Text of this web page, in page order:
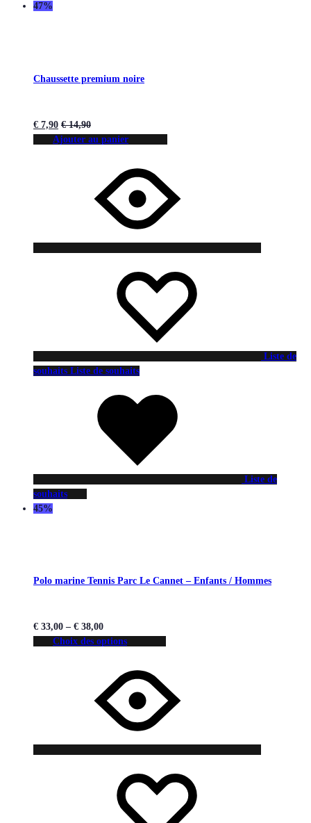
47%
Chaussette premium noire
€ 7,90 €14,90
Ajouter au panier
Liste de
souhaits Liste de souhaits
Liste de
souhaits
45%
Polo marine Tennis Parc Le Cannet – Enfants / Hommes
€ 33,00 – € 38,00
Choix des options